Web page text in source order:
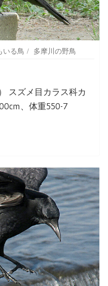
いる鳥 多摩川の野鳥
スズメ目カラス科カ
、体重550-7